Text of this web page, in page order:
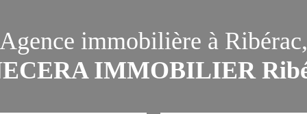
Agence immobilière à Ribérac,
IMMOBILIER